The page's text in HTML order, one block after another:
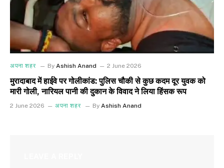
अपना शहर By Ashish Anand 2 June 2026
मुरादाबाद में हाईवे पर गोलीकांड: पुलिस चौकी से कुछ कदम दूर युवक को
मारी गोली, नारियल पानी की दुकान के विवाद ने लिया हिंसक रूप
2 June 2026 अपना शहर By Ashish Anand